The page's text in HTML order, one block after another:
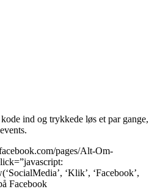
ind og trykkede løs et par gange,
pages/Alt-Om-
‘Klik’, ‘Facebook’,
Facebook